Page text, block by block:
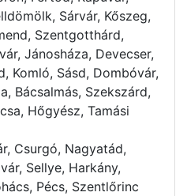
Sárvár, Kőszeg,
Szentgotthárd,
Jánosháza, Devecser,
Komló, Sásd, Dombóvár,
Bácsalmás, Szekszárd,
Hőgyész, Tamási
Csurgó, Nagyatád,
Sellye, Harkány,
Pécs, Szentlőrinc